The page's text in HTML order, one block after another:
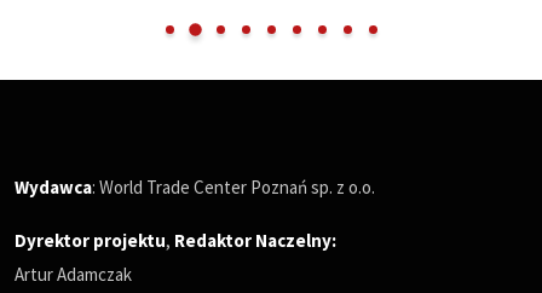
Wydawca: World Trade Center Poznań sp. z o.o.
Dyrektor projektu, Redaktor Naczelny:
Artur Adamczak